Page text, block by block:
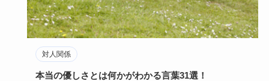
対人関係
本当の優しさとは何かがわかる言葉31選！